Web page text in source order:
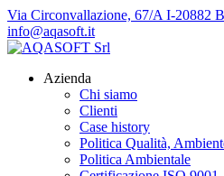
Via Circonvallazione, 67/A I-20882
info@aqasoft.it
Azienda
Chi siamo
Clienti
Case history
Politica Qualità,
Politica Ambientale